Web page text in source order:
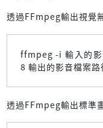
透過FFmpeg輸出視覺
ffmpeg -i 輸入的
8 輸出的影音檔案路
透過FFmpeg輸出標準